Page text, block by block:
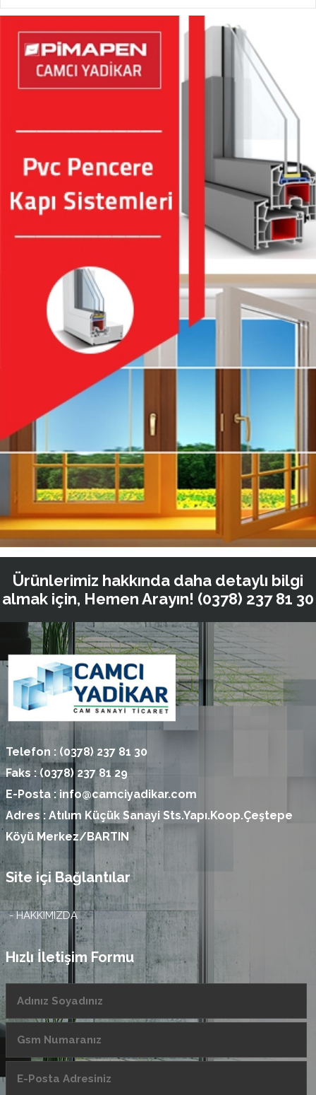
Ürünlerimiz hakkında daha detaylı bilgi
almak için, Hemen Arayın! (0378) 237 81 30
Telefon : (0378) 237 81 30
Faks :(0378) 237 81 29
E-Posta : info@camciyadikar.com
Adres : Atılım Küçük Sanayi Sts.Yapı.Koop.Çeştepe
Köyü Merkez/BARTIN
Site içi Bağlantılar
- HAKKIMIZDA
Hızlı İletişim Formu